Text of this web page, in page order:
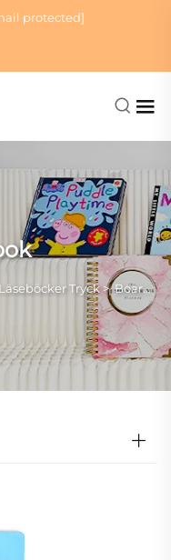
protected]
Tryck>Board book